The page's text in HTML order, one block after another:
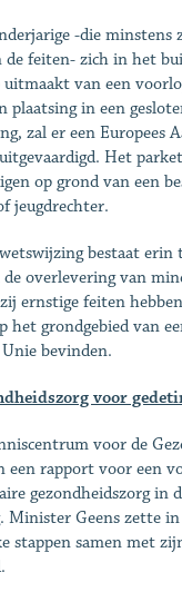
-die minstens
feiten- zich in het
van een
plaatsing in een
zal er een Europees
Het
op grond van een
jeugdrechter.
bestaat erin
overlevering van
ernstige feiten
het grondgebied van
Unie bevinden.
voor
voor de
een rapport voor een
gezondheidszorg in
Minister Geens zette
stappen samen met